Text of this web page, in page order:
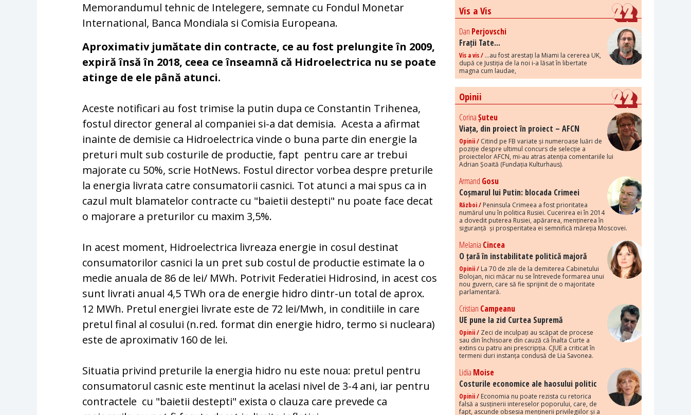
Memorandumul tehnic de Intelegere, semnate cu Fondul Monetar
International, Banca Mondiala si Comisia Europeana.
Aproximativ jumătate din contracte, ce au fost prelungite în 2009,
expiră însă în 2018, ceea ce înseamnă că Hidroelectrica nu se poate
atinge de ele până atunci.
Aceste notificari au fost trimise la putin dupa ce Constantin Trihenea,
fostul director general al companiei si-a dat demisia. Acesta a afirmat
inainte de demisie ca Hidroelectrica vinde o buna parte din energie la
preturi mult sub costurile de productie, fapt pentru care ar trebui
majorate cu 50%, scrie HotNews. Fostul director vorbea despre preturile
la energia livrata catre consumatorii casnici. Tot atunci a mai spus ca in
cazul mult blamatelor contracte cu "baietii destepti" nu poate face decat
o majorare a preturilor cu maxim 3,5%.
In acest moment, Hidroelectrica livreaza energie in cosul destinat
consumatorilor casnici la un pret sub costul de productie estimate la o
medie anuala de 86 de lei/ MWh. Potrivit Federatiei Hidrosind, in acest cos
sunt livrati anual 4,5 TWh ora de energie hidro dintr-un total de aprox.
12 MWh. Pretul energiei livrate este de 72 lei/Mwh, in conditiile in care
pretul final al cosului (n.red. format din energie hidro, termo si nucleara)
este de aproximativ 160 de lei.
Situatia privind preturile la energia hidro nu este noua: pretul pentru
consumatorul casnic este mentinut la acelasi nivel de 3-4 ani, iar pentru
contractele cu "baietii destepti" exista o clauza care prevede ca
Vis a Vis
Dan Perjovschi
Frații Tate...
Vis a vis / ...au fost arestați la Miami la cererea UK,
după ce Justiția de la noi i-a lăsat în libertate
magna cum laudae,
Opinii
CorinaȘuteu
Viața, din proiect în proiect – AFCN
Opinii / Citind pe FB variate și numeroase luări de
poziție despre ultimul concurs de selecție a
proiectelor AFCN, mi-au atras atenția comentariile lui
Adrian Șoaită (Fundația Kulturhaus).
Armand Gosu
Coșmarul lui Putin: blocada Crimeei
Război / Peninsula Crimeea a fost prioritatea
numărul unu în politica Rusiei. Cucerirea ei în 2014
a dovedit puterea Rusiei, apărarea, menținerea în
siguranță și prosperitatea ei semnifică măreția Moscovei.
Melania Cincea
O țară în instabilitate politică majoră
Opinii / La 70 de zile de la demiterea Cabinetului
Bolojan, nici măcar nu se întrevede formarea unui
nou guvern, care să fie sprijinit de o majoritate
parlamentară.
Cristian Campeanu
UE pune la zid Curtea Supremă
Opinii / Zeci de inculpați au scăpat de procese
sau din închisoare din cauză că Înalta Curte a
extins cu patru ani prescripția. CJUE a criticat în
termeni duri instanța condusă de Lia Savonea.
Lidia Moise
Costurile economice ale haosului politic
Opinii / Economia nu poate rezista cu retorica
falsă a susținerii intereselor poporului, care, de
fapt, ascunde obsesia menținerii privilegiilor și a